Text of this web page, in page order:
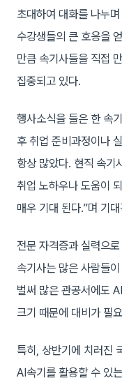
초대하여 대화를 나누
수강생들의 큰 호응을
만큼 속기사들을 직접
집중되고 있다.
행사소식을 들은 한 속
후 취업 준비과정이나
항상 많았다. 현직 속기
취업 노하우나 도움이
매우 기대 된다.”며 기
전문 자격증과 실력으
속기사는 많은 사람들
벌써 많은 관공서에도
크기 때문에 대비가 필
특히, 상반기에 치러진
AI속기를 활용할 수 있